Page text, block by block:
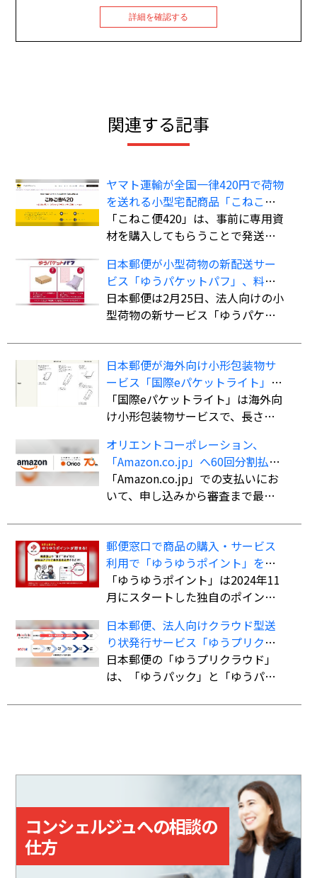
詳細を確認する
関連する記事
ヤマト運輸が全国一律420円で荷物
を送れる小型宅配商品「こねこ便
420」を全国展開
「こねこ便420」は、事前に専用資
材を購入してもらうことで発送時
全国一律420円で商品を配送する小
型宅配商品。法人、個人事業主の
ほか、個人も利用可能。
日本郵便が小型荷物の新配送サー
ビス「ゆうパケットパフ」、料金
は全国一律で「ゆうパック」より
も“お得”
日本郵便は2月25日、法人向けの小
型荷物の新サービス「ゆうパケッ
日本郵便が海外向け小形包装物サ
ービス「国際eパケットライト」の
取扱国・地域を計138か国・地域に
拡大
「国際eパケットライト」は海外向
け小形包装物サービスで、長さ・
大60cm）、重さ2kgまでの荷物を
航空便扱いで送ることができる。
書留扱いの「国際eパケット」より
も低料金で利用でき、追跡サービ
オリエントコーポレーション、
「Amazon.co.jp」へ60回分割払い
ができる決済手段「オリコ分割払
い」を導入
「Amazon.co.jp」での支払いにお
いて、申し込みから審査まで最短5
ド不要で最大60回までの分割払い
が可能になる。
郵便窓口で商品の購入・サービス
利用で「ゆうゆうポイント」を付
与、「ゆうちょPayポイント」への
交換も開始
「ゆうゆうポイント」は2024年11
月にスタートした独自のポイント
プリ」の会員証を提示した上で、
対象商品を購入、またはサービス
を利用すると、購入・利用総額に
応じてポイントが貯まる。
日本郵便、法人向けクラウド型送
り状発行サービス「ゆうプリクラ
ウド」
日本郵便の「ゆうプリクラウド」
は、「ゆうパック」と「ゆうパケ
きるクラウドサービス。「指定場
取をサポートする機能も備えてい
コンシェルジュへの相談の
仕方